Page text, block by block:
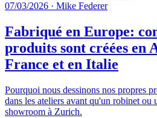
07/03/2026 · Mike Federer
Fabriqué en Europe:
produits sont créées en
France et en Italie
Pourquoi nous dessinons nos propres
dans les ateliers avant qu'un robinet ou
showroom à Zurich.